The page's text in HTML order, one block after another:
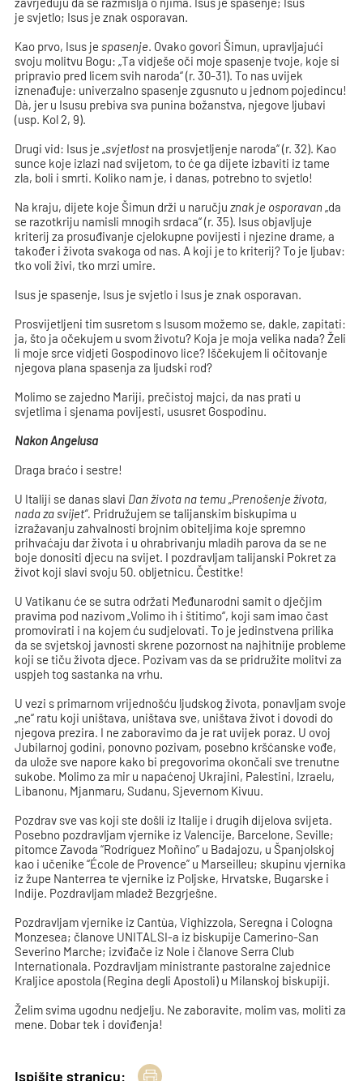
je svjetlo; Isus je znak osporavan.
Kao prvo, Isus jespasenje. Ovako govori Šimun, upravljajući
svoju molitvu Bogu: „Ta vidješe oči moje spasenje tvoje, koje si
pripravio pred licem svih naroda“ (r. 30-31). To nas uvijek
iznenađuje: univerzalno spasenje zgusnuto u jednom pojedincu!
Dà, jer u Isusu prebiva sva punina božanstva, njegove ljubavi
(usp. Kol 2, 9).
Drugi vid: Isus je „svjetlost na prosvjetljenje naroda“ (r. 32). Kao
sunce koje izlazi nad svijetom, to će ga dijete izbaviti iz tame
zla, boli i smrti. Koliko nam je, i danas, potrebno to svjetlo!
Na kraju, dijete koje Šimun drži u naručjuznak je osporavan „da
se razotkriju namisli mnogih srdaca“ (r. 35). Isus objavljuje
kriterij za prosuđivanje cjelokupne povijesti i njezine drame, a
također i života svakoga od nas. A koji je to kriterij? To je ljubav:
tko voli živi, tko mrzi umire.
Isus je spasenje, Isus je svjetlo i Isus je znak osporavan.
Prosvijetljeni tim susretom s Isusom možemo se, dakle, zapitati:
ja, što ja očekujem u svom životu? Koja je moja velika nada? Želi
li moje srce vidjeti Gospodinovo lice? Iščekujem li očitovanje
njegova plana spasenja za ljudski rod?
Molimo se zajedno Mariji, prečistoj majci, da nas prati u
svjetlima i sjenama povijesti, ususret Gospodinu.
Nakon Angelusa
Draga braćo i sestre!
U Italiji se danas slavi Dan života na temu „Prenošenje života,
nada za svijet“. Pridružujem se talijanskim biskupima u
izražavanju zahvalnosti brojnim obiteljima koje spremno
prihvaćaju dar života i u ohrabrivanju mladih parova da se ne
boje donositi djecu na svijet. I pozdravljam talijanski Pokret za
život koji slavi svoju 50. obljetnicu. Čestitke!
U Vatikanu će se sutra održati Međunarodni samit o dječjim
pravima pod nazivom „Volimo ih i štitimo“, koji sam imao čast
promovirati i na kojem ću sudjelovati. To je jedinstvena prilika
da se svjetskoj javnosti skrene pozornost na najhitnije probleme
koji se tiču života djece. Pozivam vas da se pridružite molitvi za
uspjeh tog sastanka na vrhu.
U vezi s primarnom vrijednošću ljudskog života, ponavljam svoje
„ne“ ratu koji uništava, uništava sve, uništava život i dovodi do
njegova prezira. I ne zaboravimo da je rat uvijek poraz. U ovoj
Jubilarnoj godini, ponovno pozivam, posebno kršćanske vođe,
da ulože sve napore kako bi pregovorima okončali sve trenutne
sukobe. Molimo za mir u napaćenoj Ukrajini, Palestini, Izraelu,
Libanonu, Mjanmaru, Sudanu, Sjevernom Kivuu.
Pozdrav sve vas koji ste došli iz Italije i drugih dijelova svijeta.
Posebno pozdravljam vjernike iz Valencije, Barcelone, Seville;
pitomce Zavoda “Rodríguez Moñino” u Badajozu, u Španjolskoj
kao i učenike “École de Provence” u Marseilleu; skupinu vjernika
iz župe Nanterrea te vjernike iz Poljske, Hrvatske, Bugarske i
Indije. Pozdravljam mladež Bezgrješne.
Pozdravljam vjernike iz Cantùa, Vighizzola, Seregna i Cologna
Monzesea; članove UNITALSI-a iz biskupije Camerino-San
Severino Marche; izviđače iz Nole i članove Serra Club
Internationala. Pozdravljam ministrante pastoralne zajednice
Kraljice apostola (Regina degli Apostoli) u Milanskoj biskupiji.
Želim svima ugodnu nedjelju. Ne zaboravite, molim vas, moliti za
mene. Dobar tek i doviđenja!
Ispišite stranicu: